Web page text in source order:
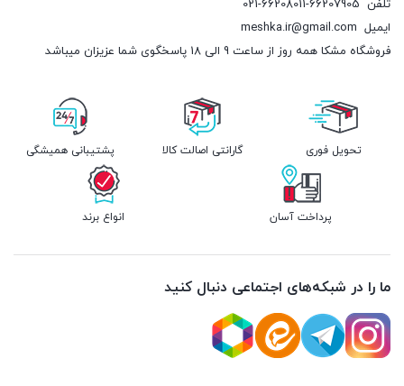
تلفن 021-66208011-66207905
ایمیل meshka.ir@gmail.com
فروشگاه مشکا همه روز از ساعت 9 الی 18 پاسخگوی شما عزیزان میباشد
تحویل فوری گارانتی اصالت کالا پشتیبانی همیشگی
پرداخت آسان انواع برند
ما را در شبکه‌های اجتماعی دنبال کنید